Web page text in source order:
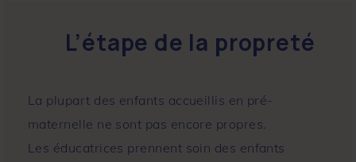
L’étape de la propreté
La plupart des enfants accueillis en pré-
maternelle ne sont pas encore propres.
Les éducatrices prennent soin des enfants